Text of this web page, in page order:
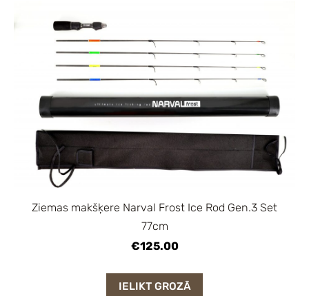
Ziemas makšķere Narval Frost Ice Rod Gen.3 Set
77cm
€125.00
IELIKT GROZĀ